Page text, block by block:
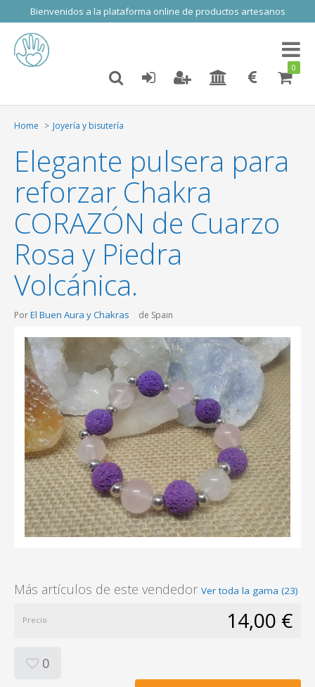
Bienvenidos a la plataforma online de productos artesanos
Toggle
0
Home Joyería y bisutería
Elegante pulsera para
reforzar Chakra
CORAZÓN de Cuarzo
Rosa y Piedra
Volcánica.
PorEl Buen Aura y Chakras de Spain
Más artículos de este vendedor Ver toda la gama (23)
Precio 14,00 €
0